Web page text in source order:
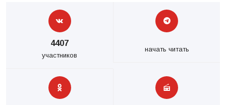
4407
участников
начать читать